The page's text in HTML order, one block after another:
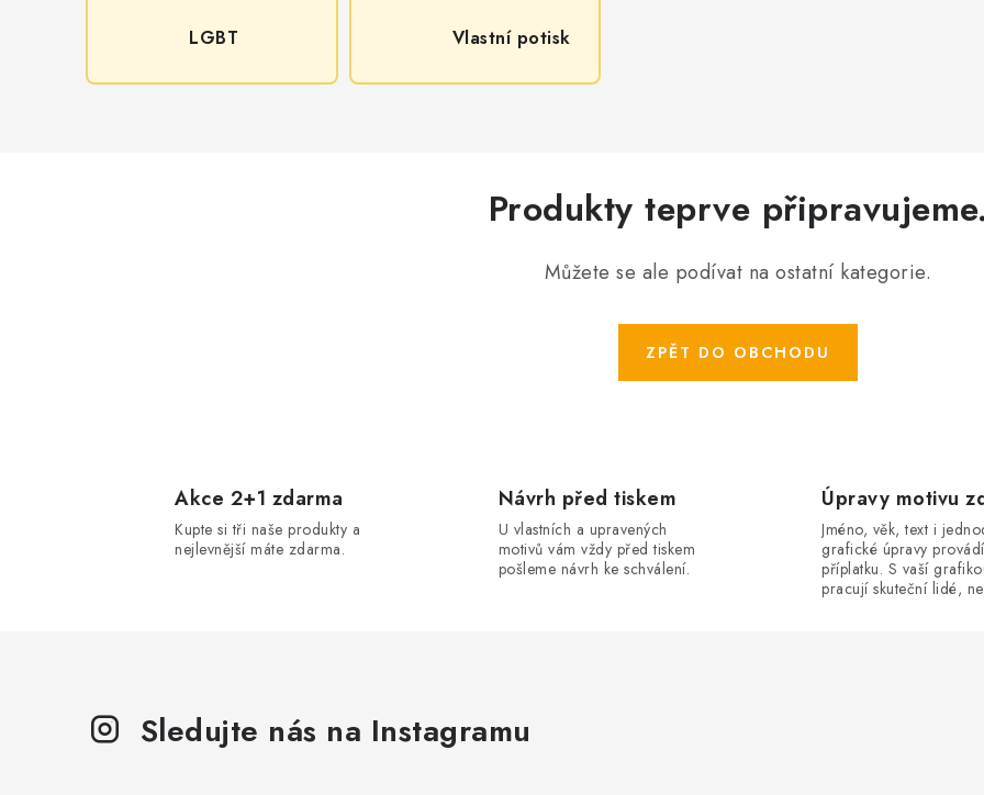
LGBT Vlastní potisk
Produkty teprve připravujeme.
Můžete se ale podívat na ostatní kategorie.
ZPĚT DO OBCHODU
Akce 2+1 zdarma
Kupte si tři naše produkty a
nejlevnější máte zdarma.
Návrh před tiskem
U vlastních a upravených
motivů vám vždy před tiskem
pošleme návrh ke schválení.
Úpravy motivu
Jméno, věk, text i
grafické úpravy
příplatku. S vaší
pracují skuteční lidé,
Sledujte nás na Instagramu